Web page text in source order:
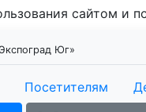
сайтом и
Юг»
Посетителям